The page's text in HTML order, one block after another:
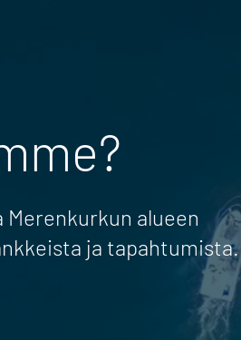
Merenkurkun alueen
ja tapahtumista.